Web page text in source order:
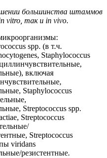
большинства штаммов
vitro, так и in vivo.
spp. (в т.ч.
Staphylococcus
включая
Staphylococcus
Streptococcus spp.
Streptococcus
Streptococcus
viridans
резистентные.